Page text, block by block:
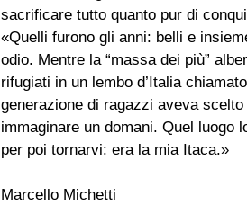
sacrificare tutto quanto pur di
«Quelli furono gli anni: belli e
odio. Mentre la “massa dei più”
rifugiati in un lembo d’Italia
generazione di ragazzi aveva
immaginare un domani. Quel luogo
per poi tornarvi: era la mia Itaca.»
Marcello Michetti